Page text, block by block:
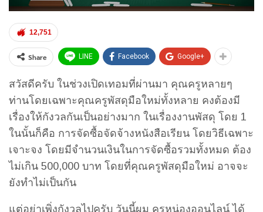
12,751
Share LINE Facebook Google+
สวัสดีครับ ในช่วงเปิดเทอมที่ผ่านมา คุณครูหลายๆ
ท่านโดยเฉพาะคุณครูพัสดุมือใหม่ทั้งหลาย คงต้องมี
เรื่องให้กังวลกันเป็นอย่างมาก ในเรื่องงานพัสดุ โดย 1
ในนั้นก็คือ การจัดซื้อจัดจ้างหนังสือเรียน โดยวิธีเฉพาะ
เจาะจง โดยมีจำนวนเงินในการจัดซื้อรวมทั้งหมด ต้อง
ไม่เกิน 500,000 บาท โดยที่คุณครูพัสดุมือใหม่ อาจจะ
ยังทำไม่เป็นกัน
แต่อย่าเพิ่งกังวลไปครับ วันนี้ผม ครูหน่องออนไลน์ ได้